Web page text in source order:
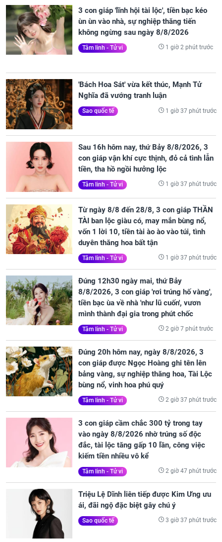
3 con giáp 'lĩnh hội tài lộc', tiền bạc kéo
ùn ùn vào nhà, sự nghiệp thăng tiến
không ngừng sau ngày 8/8/2026
Tâm linh - Tử vi 1 giờ 2 phút trước
'Bách Hoa Sát' vừa kết thúc, Mạnh Tử
Nghĩa đã vướng tranh luận
Sao quốc tế 1 giờ 37 phút trước
Sau 16h hôm nay, thứ Bảy 8/8/2026, 3
con giáp vận khí cực thịnh, đỏ cả tình lẫn
tiền, tha hồ ngồi hưởng lộc
Tâm linh - Tử vi 1 giờ 37 phút trước
Từ ngày 8/8 đến 28/8, 3 con giáp THẦN
TÀI ban lộc giàu có, may mắn bùng nổ,
vốn 1 lời 10, tiền tài ào ào vào túi, tình
duyên thăng hoa bất tận
Tâm linh - Tử vi 1 giờ 37 phút trước
Đúng 12h30 ngày mai, thứ Bảy
8/8/2026, 3 con giáp 'rơi trúng hố vàng',
tiền bạc ùa về nhà 'như lũ cuốn', vươn
mình thành đại gia trong phút chốc
Tâm linh - Tử vi 2 giờ 7 phút trước
Đúng 20h hôm nay, ngày 8/8/2026, 3
con giáp được Ngọc Hoàng ghi tên lên
bảng vàng, sự nghiệp thăng hoa, Tài Lộc
bùng nổ, vinh hoa phú quý
Tâm linh - Tử vi 2 giờ 37 phút trước
3 con giáp cầm chắc 300 tỷ trong tay
vào ngày 8/8/2026 nhờ trúng số độc
đắc, tài lộc tăng gấp 10 lần, công việc
kiếm tiền nhiều vô kể
Tâm linh - Tử vi 2 giờ 47 phút trước
Triệu Lệ Dĩnh liên tiếp được Kim Ưng ưu
ái, đãi ngộ đặc biệt gây chú ý
Sao quốc tế 3 giờ 37 phút trước